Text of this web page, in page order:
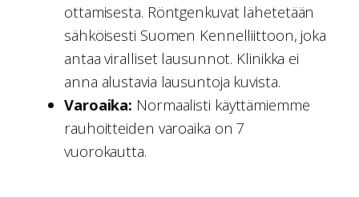
ottamisesta. Röntgenkuvat lähetetään
sähköisesti Suomen Kennelliittoon, joka
antaa viralliset lausunnot. Klinikka ei
anna alustavia lausuntoja kuvista.
Varoaika: Normaalisti käyttämiemme
rauhoitteiden varoaika on 7
vuorokautta.